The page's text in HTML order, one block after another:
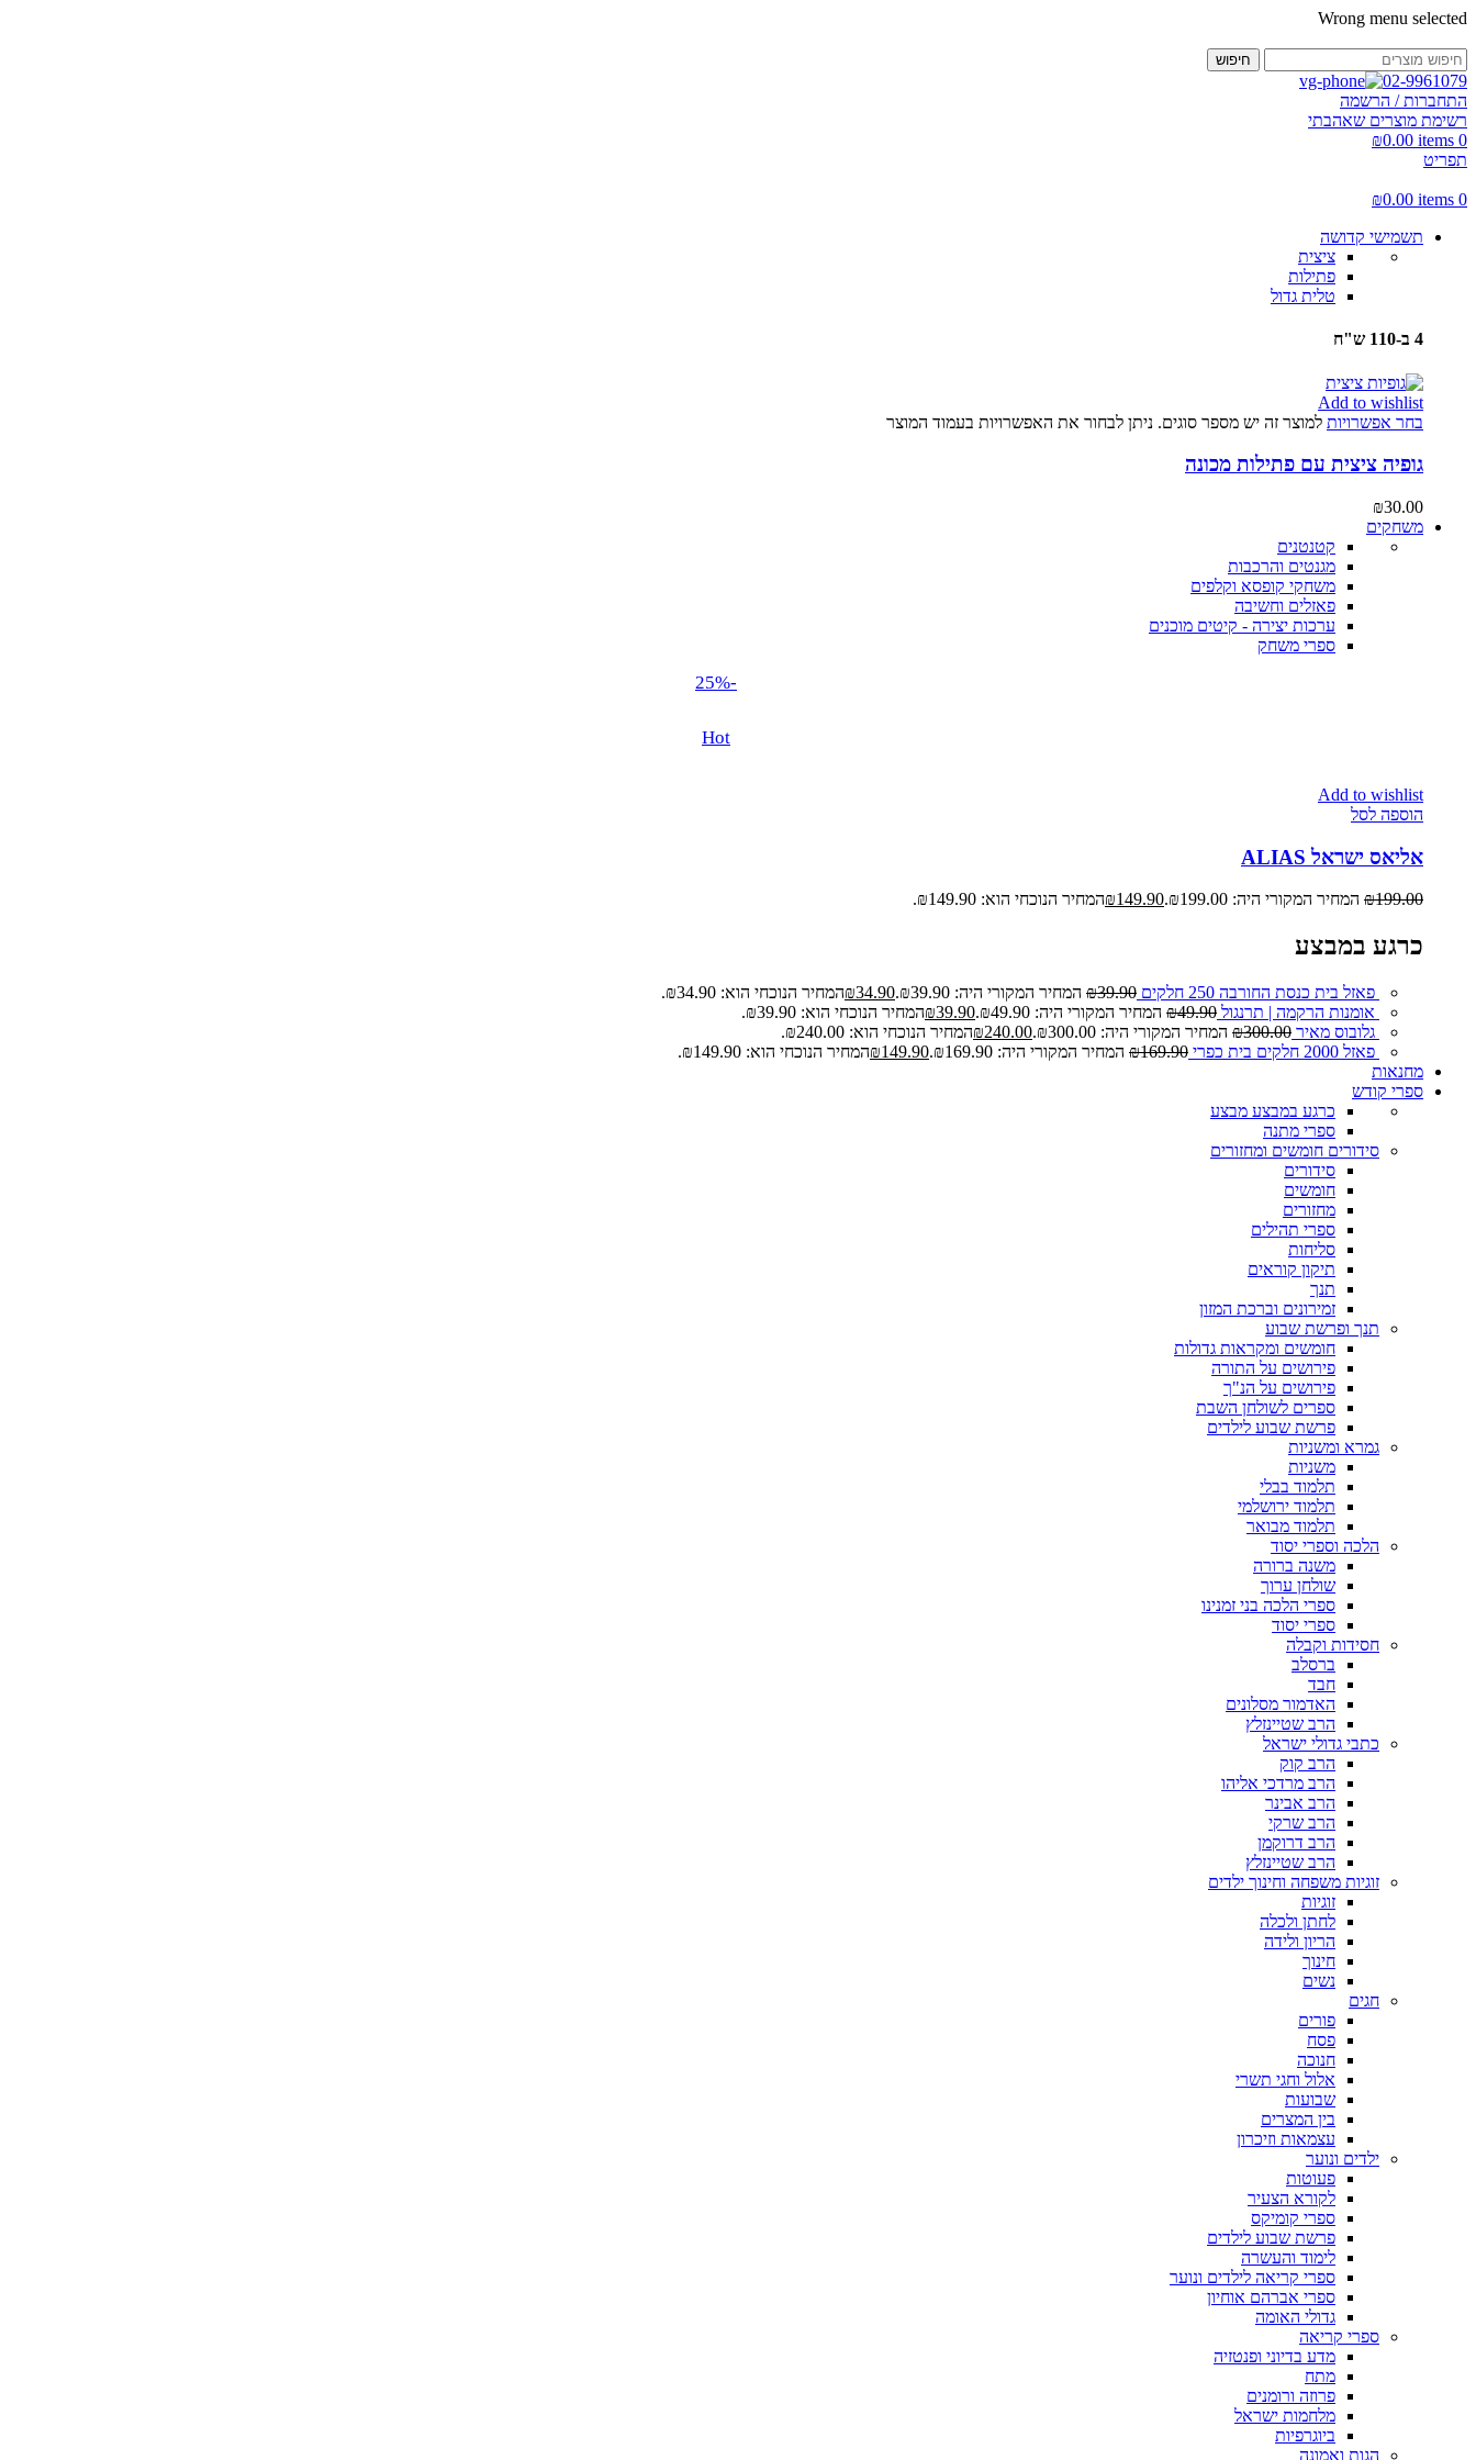
Wrong menu selected
חיפוש
02-9961079
התחברות / הרשמה
רשימת מוצרים שאהבתי
0
items
₪0.00
תפריט
0
items
₪0.00
תשמישי קדושה
ציצית
פתילות
טלית גדול
4 ב-110 ש"ח
Add to wishlist
בחר אפשרויות למוצר זה יש מספר סוגים. ניתן לבחור את האפשרויות בעמוד המוצר
גופיה ציצית עם פתילות מכונה
₪30.00
משחקים
קטנטנים
מגנטים והרכבות
משחקי קופסא וקלפים
פאזלים וחשיבה
ערכות יצירה - קיטים מוכנים
ספרי משחק
-25%
Hot
Add to wishlist
הוספה לסל
אליאס ישראל ALIAS
₪199.00 המחיר המקורי היה: ₪199.00. ₪149.90 המחיר הנוכחי הוא: ₪149.90.
כרגע במבצע
פאזל בית כנסת החורבה 250 חלקים ₪39.90 המחיר המקורי היה: ₪39.90. ₪34.90
המחיר הנוכחי הוא: ₪34.90.
אומנות הרקמה | תרנגול
₪49.90 המחיר המקורי היה: ₪49.90. ₪39.90
המחיר הנוכחי הוא: ₪39.90.
גלובוס מאיר
₪300.00 המחיר המקורי היה: ₪300.00. ₪240.00
המחיר הנוכחי הוא: ₪240.00.
פאזל 2000 חלקים בית כפרי
₪169.90 המחיר המקורי היה: ₪169.90. ₪149.90
המחיר הנוכחי הוא: ₪149.90.
מחנאות
ספרי קודש
כרגע במבצע מבצע
ספרי מתנה
סידורים חומשים ומחזורים
סידורים
חומשים
מחזורים
ספרי תהילים
סליחות
תיקון קוראים
תנך
זמירונים וברכת המזון
תנך ופרשת שבוע
חומשים ומקראות גדולות
פירושים על התורה
פירושים על הנ"ך
ספרים לשולחן השבת
פרשת שבוע לילדים
גמרא ומשניות
משניות
תלמוד בבלי
תלמוד ירושלמי
תלמוד מבואר
הלכה וספרי יסוד
משנה ברורה
שולחן ערוך
ספרי הלכה בני זמנינו
ספרי יסוד
חסידות וקבלה
ברסלב
חבד
האדמור מסלונים
הרב שטיינזלץ
כתבי גדולי ישראל
הרב קוק
הרב מרדכי אליהו
הרב אבינר
הרב שרקי
הרב דרוקמן
הרב שטיינזלץ
זוגיות משפחה וחינוך ילדים
זוגיות
לחתן ולכלה
הריון ולידה
חינוך
נשים
חגים
פורים
פסח
חנוכה
אלול וחגי תשרי
שבועות
בין המצרים
עצמאות וזיכרון
ילדים ונוער
פעוטות
לקורא הצעיר
ספרי קומיקס
פרשת שבוע לילדים
לימוד והעשרה
ספרי קריאה לילדים ונוער
ספרי אברהם אוחיון
גדולי האומה
ספרי קריאה
מדע בדיוני ופנטזיה
מתח
פרוזה ורומנים
מלחמות ישראל
ביוגרפיות
הגות ואמונה